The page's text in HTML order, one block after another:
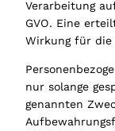
Verarbeitung
GVO. Eine
Wirkung für
nur solange
genannten